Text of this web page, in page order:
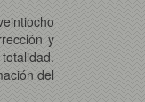
y
del